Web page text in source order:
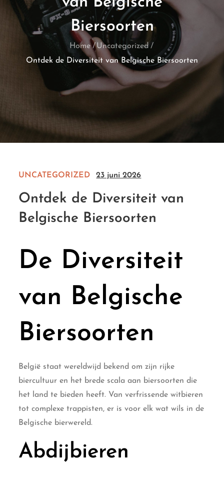
Biersoorten
Home
Uncategorized
Ontdek de Diversiteit van Belgische Biersoorten
UNCATEGORIZED 23 juni 2026
Ontdek de Diversiteit van
Belgische Biersoorten
De Diversiteit
van Belgische
Biersoorten
België staat wereldwijd bekend om zijn rijke
biercultuur en het brede scala aan biersoorten die
het land te bieden heeft. Van verfrissende witbieren
tot complexe trappisten, er is voor elk wat wils in de
Belgische bierwereld.
Abdijbieren